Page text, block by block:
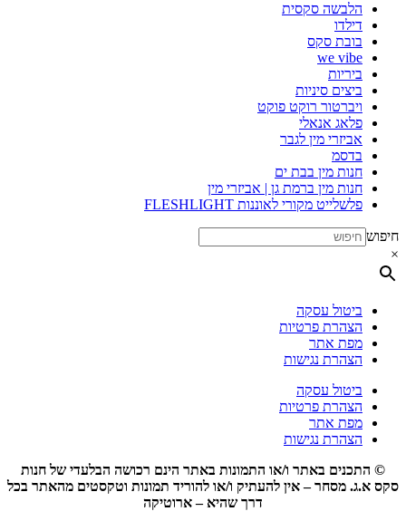
הלבשה סקסית
דילדו
בובת סקס
we vibe
ביריות
ביצים סיניות
ויברטור רוקט פוקט
פלאג אנאלי
אביזרי מין לגבר
בדסמ
חנות מין בבת ים
חנות מין ברמת גן | אביזרי מין
פלשלייט מקורי לאוננות FLESHLIGHT
חיפוש
×
ביטול עסקה
הצהרת פרטיות
מפת אתר
הצהרת נגישות
ביטול עסקה
הצהרת פרטיות
מפת אתר
הצהרת נגישות
© התכנים באתר ו/או התמונות באתר הינם רכושה הבלעדי של חנות
סקס א.ג. מסחר – אין להעתיק ו/או להוריד תמונות וטקסטים מהאתר בכל
דרך שהיא – ארוטיקה